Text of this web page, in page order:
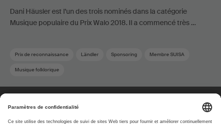
Dani Häusler est l’un des trois nominés dans la catégorie
Musique populaire du Prix Walo 2018. Il a commencé très …
Prix de reconnaissance Ländler Sponsoring Membre SUISA
Musique folklorique
À propos